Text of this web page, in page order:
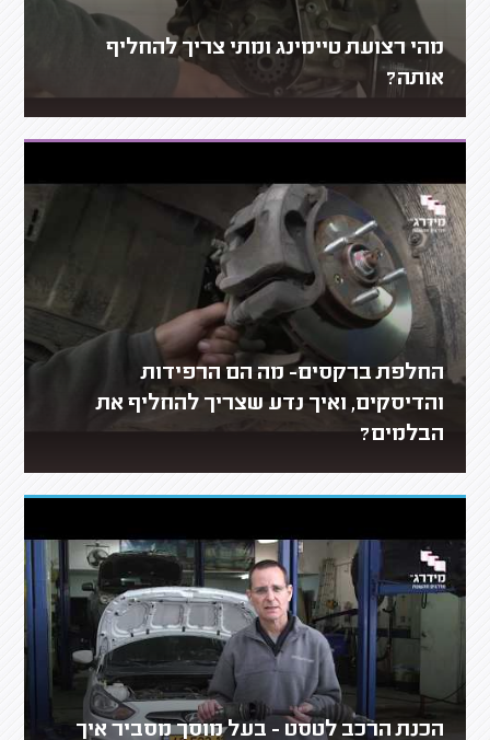
מהי רצועת טיימינג ומתי צריך להחליף
אותה?
החלפת ברקסים- מה הם הרפידות
והדיסקים, ואיך נדע שצריך להחליף את
הבלמים?
הכנת הרכב לטסט - בעל מוסך מסביר איך